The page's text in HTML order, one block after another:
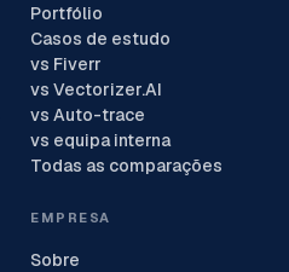
Portfólio
Casos de estudo
vs Fiverr
vs Vectorizer.AI
vs Auto-trace
vs equipa interna
Todas as comparações
EMPRESA
Sobre